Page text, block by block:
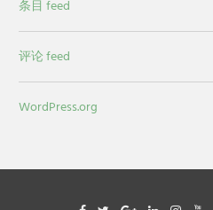
条目 feed
评论 feed
WordPress.org